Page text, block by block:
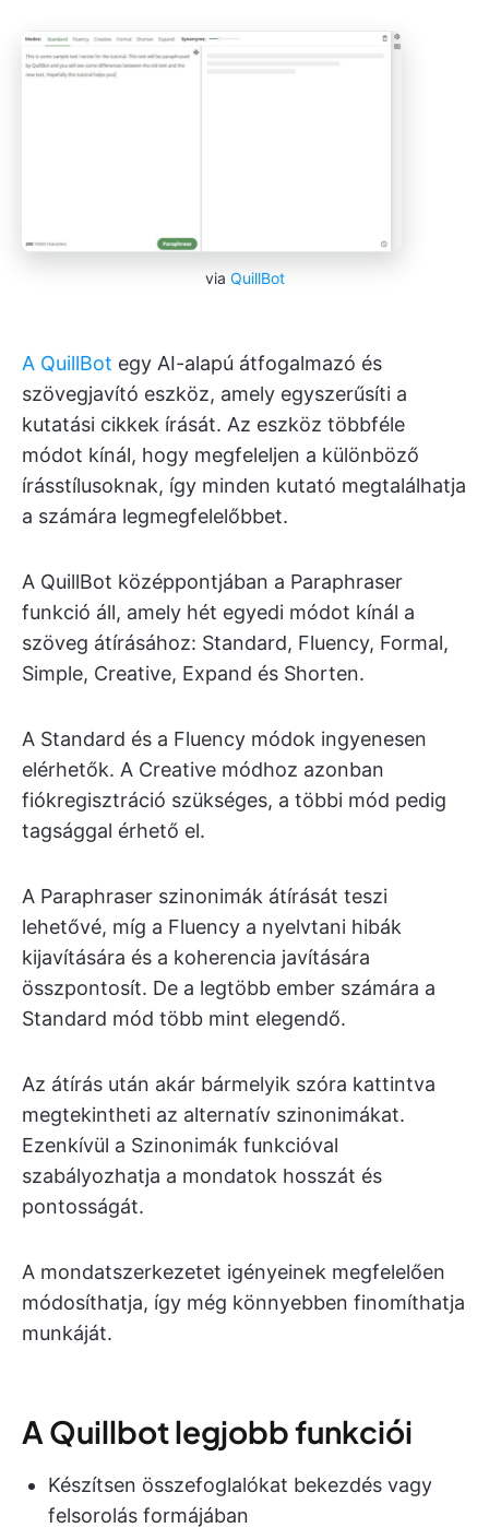
via QuillBot
A QuillBot egy AI-alapú átfogalmazó és
szövegjavító eszköz, amely egyszerűsíti a
kutatási cikkek írását. Az eszköz többféle
módot kínál, hogy megfeleljen a különböző
írásstílusoknak, így minden kutató megtalálhatja
a számára legmegfelelőbbet.
A QuillBot középpontjában a Paraphraser
funkció áll, amely hét egyedi módot kínál a
szöveg átírásához: Standard, Fluency, Formal,
Simple, Creative, Expand és Shorten.
A Standard és a Fluency módok ingyenesen
elérhetők. A Creative módhoz azonban
fiókregisztráció szükséges, a többi mód pedig
tagsággal érhető el.
A Paraphraser szinonimák átírását teszi
lehetővé, míg a Fluency a nyelvtani hibák
kijavítására és a koherencia javítására
összpontosít. De a legtöbb ember számára a
Standard mód több mint elegendő.
Az átírás után akár bármelyik szóra kattintva
megtekintheti az alternatív szinonimákat.
Ezenkívül a Szinonimák funkcióval
szabályozhatja a mondatok hosszát és
pontosságát.
A mondatszerkezetet igényeinek megfelelően
módosíthatja, így még könnyebben finomíthatja
munkáját.
A Quillbot legjobb funkciói
Készítsen összefoglalókat bekezdés vagy
felsorolás formájában